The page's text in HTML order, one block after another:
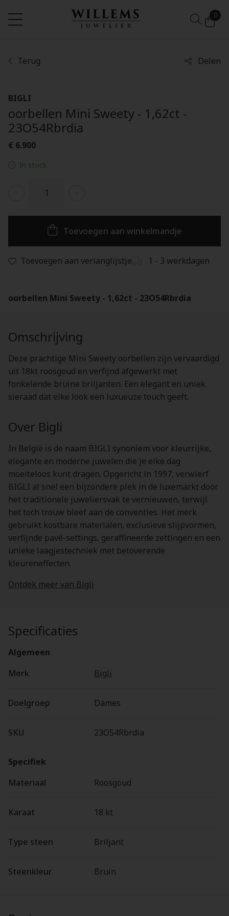
0
Terug Delen
BIGLI
oorbellen Mini Sweety - 1,62ct -
23O54Rbrdia
€ 6.900
In stock
Toevoegen aan winkelmandje
Toevoegen aan verlanglijstje 1 - 3 werkdagen
oorbellen Mini Sweety - 1,62ct - 23O54Rbrdia
Omschrijving
Deze prachtige Mini Sweety oorbellen zijn vervaardigd
uit 18kt roosgoud en verfijnd afgewerkt met
fonkelende bruine briljanten. Een elegant en uniek
sieraad dat elke look een luxueuze touch geeft.
Over Bigli
In België is de naam BIGLI synoniem voor kleurrijke,
elegante en moderne juwelen die je elke dag
moeiteloos kunt dragen. Opgericht in 1997, verwierf
BIGLI al snel een bijzondere plek in de luxemarkt door
het traditionele juweliersvak te vernieuwen, terwijl
het toch trouw bleef aan de conventies. Het merk
gebruikt kostbare materialen, exclusieve slijpvormen,
verfijnde pavé-settings, geraffineerde zettingen en een
unieke laagjestechniek met betoverende
kleureneffecten.
Ontdek meer van Bigli
Specificaties
Algemeen
Merk
Bigli
Doelgroep Dames
SKU 23O54Rbrdia
Specifiek
Materiaal
Roosgoud
Karaat 18 kt
Type steen Briljant
Steenkleur Bruin